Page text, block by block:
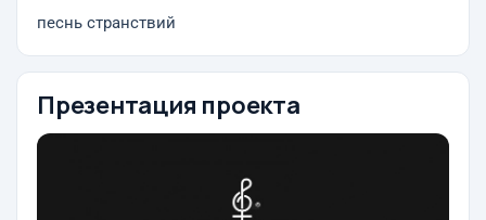
песнь странствий
Презентация проекта